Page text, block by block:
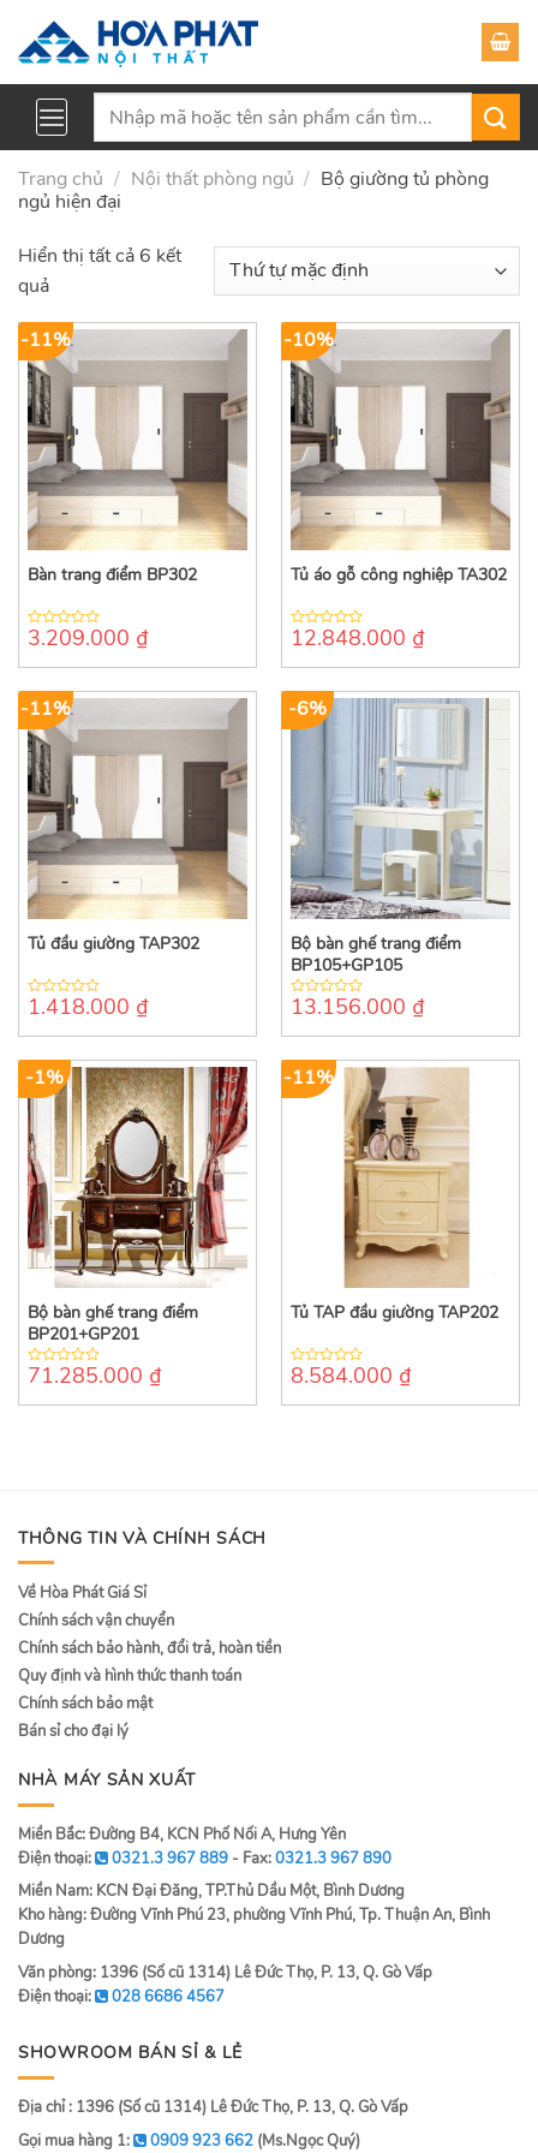
Tìm
Trang chủ / Nội thất phòng ngủ / Bộ giường tủ phòng
ngủ hiện đại
Hiển thị tất cả 6 kết
quả
-11%
Bàn trang điểm BP302
0
of
3.209.000 ₫
-10%
Tủ áo gỗ công nghiệp TA302
0
of
12.848.000 ₫
-11%
Tủ đầu giường TAP302
0
of
1.418.000 ₫
-6%
Bộ bàn ghế trang điểm
BP105+GP105
0
of
13.156.000 ₫
-1%
Bộ bàn ghế trang điểm
BP201+GP201
0
of
71.285.000 ₫
-11%
Tủ TAP đầu giường TAP202
0
of
8.584.000 ₫
THÔNG TIN VÀ CHÍNH SÁCH
Về Hòa Phát Giá Sỉ
Chính sách vận chuyển
Chính sách bảo hành, đổi trả, hoàn tiền
Quy định và hình thức thanh toán
Chính sách bảo mật
Bán sỉ cho đại lý
NHÀ MÁY SẢN XUẤT
Miền Bắc: Đường B4, KCN Phố Nối A, Hưng Yên
Điện thoại:
0321.3 967 889 - Fax:0321.3 967 890
Miền Nam: KCN Đại Đăng, TP.Thủ Dầu Một, Bình Dương
Kho hàng: Đường Vĩnh Phú 23, phường Vĩnh Phú, Tp. Thuận An, Bình
Dương
Văn phòng: 1396 (Số cũ 1314) Lê Đức Thọ, P. 13, Q. Gò Vấp
Điện thoại:
028 6686 4567
SHOWROOM BÁN SỈ & LẺ
Địa chỉ : 1396 (Số cũ 1314) Lê Đức Thọ, P. 13, Q. Gò Vấp
Gọi mua hàng 1:
0909 923 662 (Ms.Ngọc Quý)